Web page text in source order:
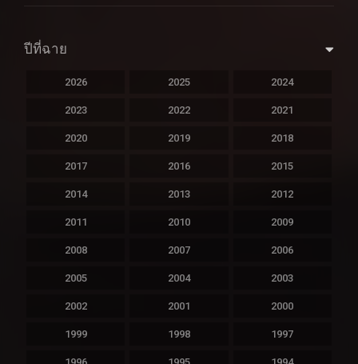
ปีที่ฉาย
2026 2025 2024
2023 2022 2021
2020 2019 2018
2017 2016 2015
2014 2013 2012
2011 2010 2009
2008 2007 2006
2005 2004 2003
2002 2001 2000
1999 1998 1997